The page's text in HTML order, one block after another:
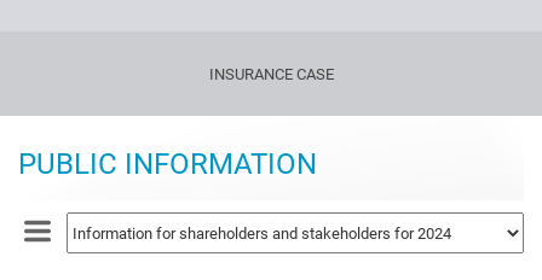
health
insurance
Dog
insurance
INSURANCE CASE
PUBLIC INFORMATION